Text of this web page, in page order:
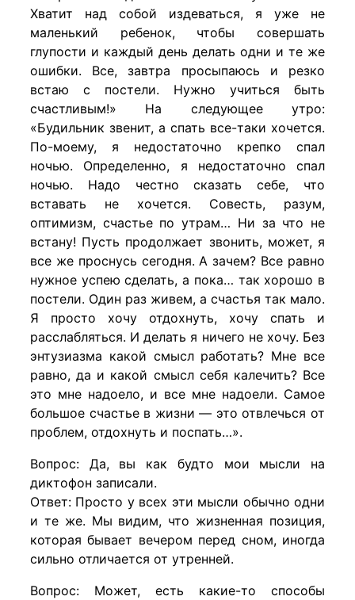
Хватит над собой издеваться, я уже не
маленький ребенок, чтобы совершать
глупости и каждый день делать одни и те же
ошибки. Все, завтра просыпаюсь и резко
встаю с постели. Нужно учиться быть
счастливым!» На следующее утро:
«Будильник звенит, а спать все-таки хочется.
По-моему, я недостаточно крепко спал
ночью. Определенно, я недостаточно спал
ночью. Надо честно сказать себе, что
вставать не хочется. Совесть, разум,
оптимизм, счастье по утрам… Ни за что не
встану! Пусть продолжает звонить, может, я
все же проснусь сегодня. А зачем? Все равно
нужное успею сделать, а пока… так хорошо в
постели. Один раз живем, а счастья так мало.
Я просто хочу отдохнуть, хочу спать и
расслабляться. И делать я ничего не хочу. Без
энтузиазма какой смысл работать? Мне все
равно, да и какой смысл себя калечить? Все
это мне надоело, и все мне надоели. Самое
большое счастье в жизни — это отвлечься от
проблем, отдохнуть и поспать…».
Вопрос: Да, вы как будто мои мысли на
диктофон записали.
Ответ: Просто у всех эти мысли обычно одни
и те же. Мы видим, что жизненная позиция,
которая бывает вечером перед сном, иногда
сильно отличается от утренней.
Вопрос: Может, есть какие-то способы